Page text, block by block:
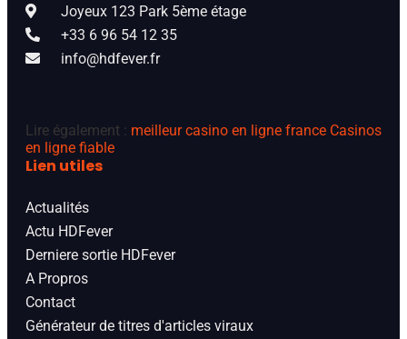
Joyeux 123 Park 5ème étage
+33 6 96 54 12 35
info@hdfever.fr
Lire également : meilleur casino en ligne france Casinos
en ligne fiable
Lien utiles
Actualités
Actu HDFever
Derniere sortie HDFever
A Propros
Contact
Générateur de titres d'articles viraux